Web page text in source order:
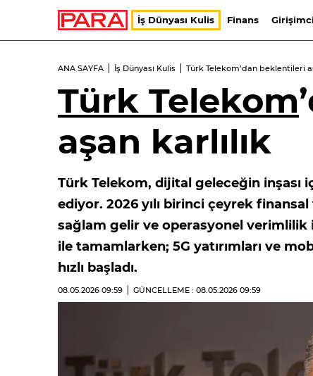
İş Dünyası Kulis Finans
ANA SAYFA İş Dünyası Kulis Türk Telekom’dan beklentileri
Türk Telekom
aşan karlılık
Türk Telekom, dijital geleceğin inşası
ediyor. 2026 yılı birinci çeyrek
sağlam gelir ve operasyonel verimlilik
ile tamamlarken; 5G yatırımları ve
hızlı başladı.
08.05.2026 09:59 GÜNCELLEME : 08.05.2026 09:59